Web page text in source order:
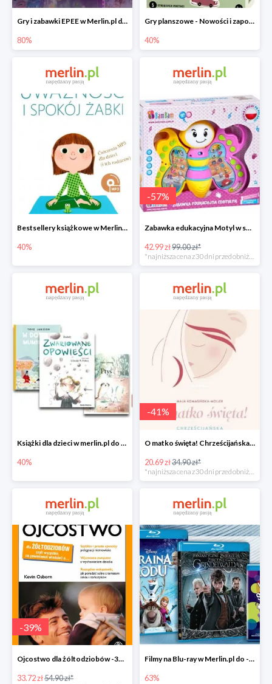
Gry i zabawki EPEE w Merlin.pl do -80%
80%
Gry planszowe - Nowości i zapowiedzi w Merlin.pl do -40%
40%
Bestsellery książkowe w Merlin.pl do -40%
40%
-57%
Zabawka edukacyjna Motyl w super cenie
42.99 zł99.00 zł*
Książki dla dzieci w merlin.pl do -40%
40%
-41%
O matko święta! Chrześcijańska mama od A do Z -41%
20.69 zł34.90 zł*
*najniższa cena z 30 dni przed obniżką
-39%
Ojcostwo dla żóltodziobów -39%
33.72 zł54.90 zł*
Filmy na Blu-ray w Merlin.pl do -63%
63%